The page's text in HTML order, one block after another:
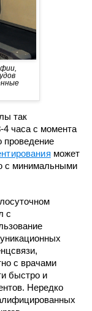
так
4 часа с момента
проведение
может
с минимальными
с
с врачами
быстро и
Нередко